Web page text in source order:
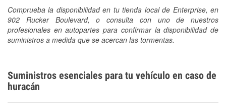
Comprueba la disponibilidad en tu tienda local de Enterprise, en
902 Rucker Boulevard, o consulta con uno de nuestros
profesionales en autopartes para confirmar la disponibilidad de
suministros a medida que se acercan las tormentas.
Suministros esenciales para tu vehículo en caso de
huracán